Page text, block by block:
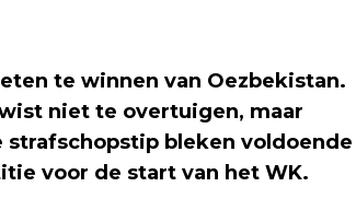
te winnen van Oezbekistan.
niet te overtuigen, maar
strafschopstip bleken voldoende
voor de start van het WK.